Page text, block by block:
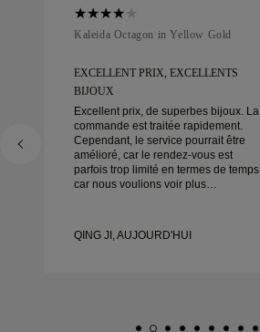
Kaleida Octagon in Yellow Gold
EXCELLENT PRIX, EXCELLENTS
BIJOUX
Excellent prix, de superbes bijoux. La
commande est traitée rapidement.
Cependant, le service pourrait être
amélioré, car le rendez-vous est
parfois trop limité en termes de temps,
car nous voulions voir plus
des bijoux de bonne qualité. Ma
QING JI, AUJOURD'HUI